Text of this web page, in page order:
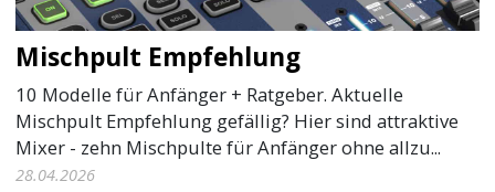
Mischpult Empfehlung
10 Modelle für Anfänger + Ratgeber. Aktuelle
Mischpult Empfehlung gefällig? Hier sind attraktive
Mixer - zehn Mischpulte für Anfänger ohne allzu...
28.04.2026